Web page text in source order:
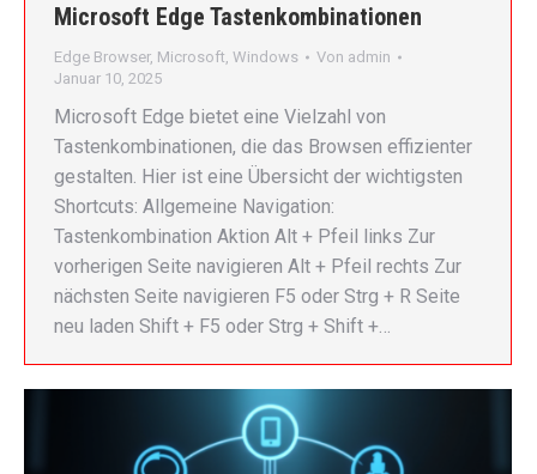
Microsoft Edge Tastenkombinationen
Edge Browser, Microsoft, Windows Von admin
Januar 10, 2025
Microsoft Edge bietet eine Vielzahl von
Tastenkombinationen, die das Browsen effizienter
gestalten. Hier ist eine Übersicht der wichtigsten
Shortcuts: Allgemeine Navigation:
Tastenkombination Aktion Alt + Pfeil links Zur
vorherigen Seite navigieren Alt + Pfeil rechts Zur
nächsten Seite navigieren F5 oder Strg + R Seite
neu laden Shift + F5 oder Strg + Shift +…